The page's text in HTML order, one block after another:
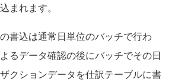
まれます。
書込は通常日単位のバッチで行わ
るデータ確認の後にバッチでその日
クションデータを仕訳テーブルに書